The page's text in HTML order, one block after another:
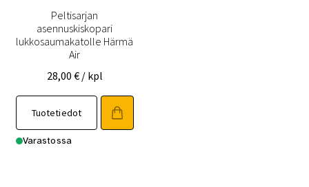
Peltisarjan
asennuskiskopari
lukkosaumakatolle Härmä
Air
28,00 € / kpl
Tuotetiedot
Varastossa